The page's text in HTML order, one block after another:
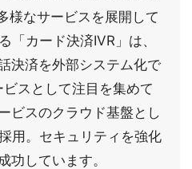
様なサービスを展開して
「カード決済IVR」は、
決済を外部システム化で
スとして注目を集めて
ビスのクラウド基盤とし
用。セキュリティを強化
功しています。